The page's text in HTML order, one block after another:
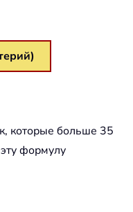
которые больше 35
формулу